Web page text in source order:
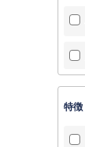
特徴